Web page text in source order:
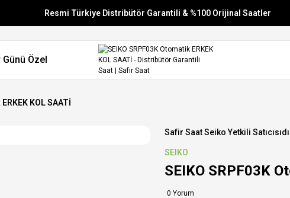
Resmi Türkiye Distribütör Garantili & %100 Orijinal Saatler
Vade Farksız 6 Taksit
Aynı Gün Stoktan Gönderim
Özel
KOL SAATİ
Safir Saat Seiko Yetkili
SEIKO
SEIKO SRPF03K
0 Yorum